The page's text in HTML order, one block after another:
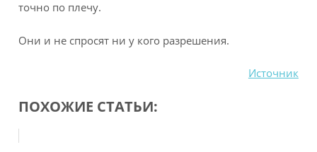
точно по плечу.
Они и не спросят ни у кого разрешения.
Источник
ПОХОЖИЕ СТАТЬИ: